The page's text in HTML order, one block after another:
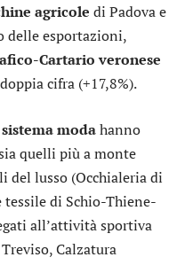
agricole di Padova e
delle esportazioni,
Cartario veronese
cifra (+17,8%).
sistema modahanno
quelli più a monte
del lusso (Occhialeria di
di Schio-Thiene-
all’attività sportiva
Calzatura